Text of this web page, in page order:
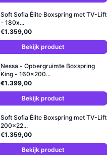
Soft Sofia Élite Boxspring met TV-Lift
- 180x...
€1.359,00
Bekijk product
Nessa - Opbergruimte Boxspring
King - 160x200...
€1.399,00
Bekijk product
Soft Sofia Élite Boxspring met TV-Lift
200x22...
€1.359,00
Bekijk product